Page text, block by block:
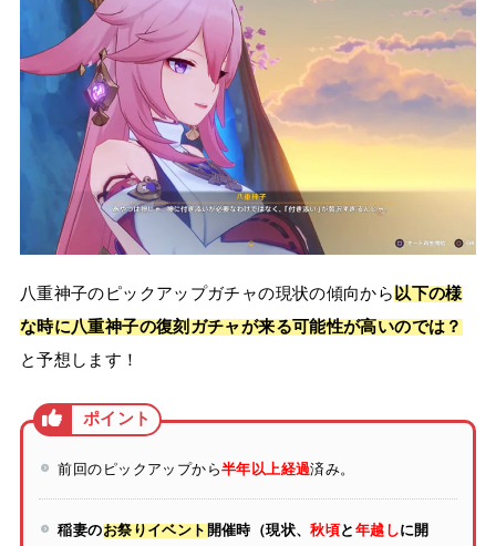
八重神子のピックアップガチャの現状の傾向から 以下の様
な時に八重神子の復刻ガチャが来る可能性が高いのでは？
と予想します！
前回のピックアップから半年以上経過済み。
稲妻のお祭りイベント開催時（現状、秋頃と 年越しに開